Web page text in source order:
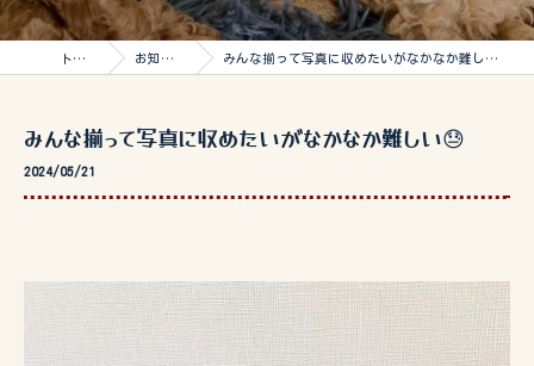
トップ お知らせ みんな揃って写真に収めたいがなかなか難しい😓
みんな揃って写真に収めたいがなかなか難しい😓
2024/05/21